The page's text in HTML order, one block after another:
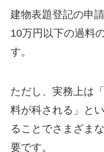
建物表題登記の申
10万円以下の過料
す。
ただし、実務上は
料が科される」と
ることでさまざま
要です。